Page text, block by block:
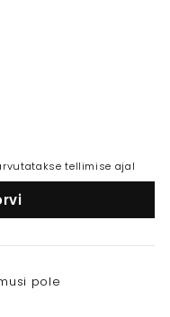
tellimise ajal
pole